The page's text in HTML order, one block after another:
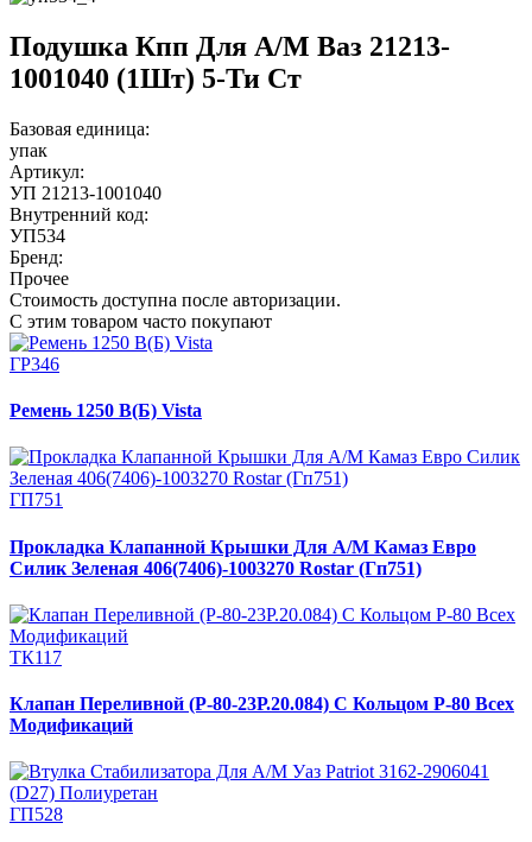
Подушка Кпп Для А/М Ваз 21213-
1001040 (1Шт) 5-Ти Ст
Базовая единица:
упак
Артикул:
УП 21213-1001040
Внутренний код:
УП534
Бренд:
Прочее
Стоимость доступна после авторизации.
С этим товаром часто покупают
ГР346
Ремень 1250 В(Б) Vista
ГП751
Прокладка Клапанной Крышки Для А/М Камаз Евро
Силик Зеленая 406(7406)-1003270 Rostar (Гп751)
ТК117
Клапан Переливной (Р-80-23Р.20.084) С Кольцом Р-80 Всех
Модификаций
ГП528